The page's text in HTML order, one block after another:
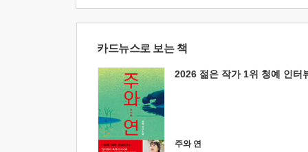
카드뉴스로 보는 책
2026 젊은 작가 1위 청예 인터
주와 연